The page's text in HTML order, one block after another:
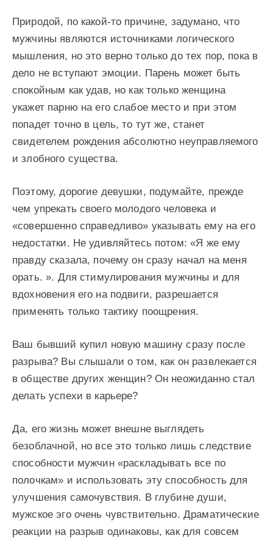
Природой, по какой-то причине, задумано, что
мужчины являются источниками логического
мышления, но это верно только до тех пор, пока в
дело не вступают эмоции. Парень может быть
спокойным как удав, но как только женщина
укажет парню на его слабое место и при этом
попадет точно в цель, то тут же, станет
свидетелем рождения абсолютно неуправляемого
и злобного существа.
Поэтому, дорогие девушки, подумайте, прежде
чем упрекать своего молодого человека и
«совершенно справедливо» указывать ему на его
недостатки. Не удивляйтесь потом: «Я же ему
правду сказала, почему он сразу начал на меня
орать. ». Для стимулирования мужчины и для
вдохновения его на подвиги, разрешается
применять только тактику поощрения.
Ваш бывший купил новую машину сразу после
разрыва? Вы слышали о том, как он развлекается
в обществе других женщин? Он неожиданно стал
делать успехи в карьере?
Да, его жизнь может внешне выглядеть
безоблачной, но все это только лишь следствие
способности мужчин «раскладывать все по
полочкам» и использовать эту способность для
улучшения самочувствия. В глубине души,
мужское эго очень чувствительно. Драматические
реакции на разрыв одинаковы, как для совсем